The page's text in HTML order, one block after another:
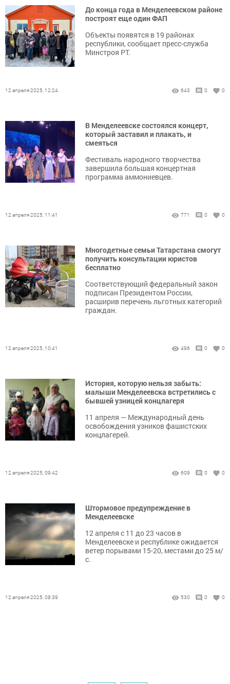
До конца года в Менделеевском районе
построят еще один ФАП
Объекты появятся в 19 районах
республики, сообщает пресс-служба
Минстроя РТ.
12 апреля 2025, 12:24 643 0 0
В Менделеевске состоялся концерт,
который заставил и плакать, и
смеяться
Фестиваль народного творчества
завершила большая концертная
программа аммониевцев.
12 апреля 2025, 11:41 771 0 0
Многодетные семьи Татарстана смогут
получить консультации юристов
бесплатно
Соответствующий федеральный закон
подписан Президентом России,
расширив перечень льготных категорий
граждан.
12 апреля 2025, 10:41 496 0 0
История, которую нельзя забыть:
малыши Менделеевска встретились с
бывшей узницей концлагеря
11 апреля — Международный день
освобождения узников фашистских
концлагерей.
12 апреля 2025, 09:42 609 0 0
Штормовое предупреждение в
Менделеевске
12 апреля с 11 до 23 часов в
Менделеевске и республике ожидается
ветер порывами 15-20, местами до 25 м/
с.
12 апреля 2025, 08:39 530 0 0